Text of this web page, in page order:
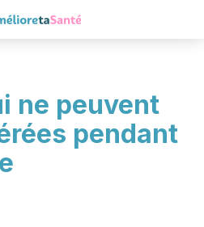
ne peuvent
pendant